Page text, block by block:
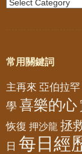
常用關鍵詞
主再來 亞伯拉罕
學 喜樂的心
恢復 押沙龍 拯
日 每日經